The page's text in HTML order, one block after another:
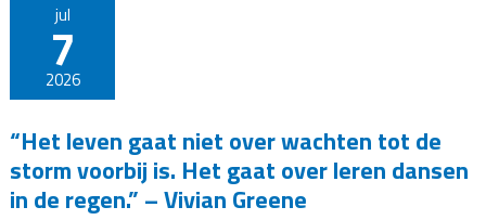
jul
7
2026
“Het leven gaat niet over wachten tot de
storm voorbij is. Het gaat over leren dansen
in de regen.” – Vivian Greene